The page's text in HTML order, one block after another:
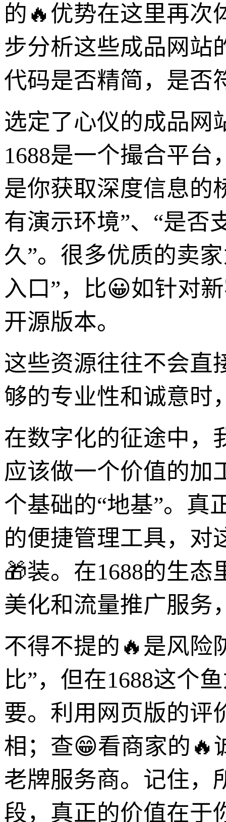
的🔥优势在这里再
步分析这些成品网站
代码是否精简，是否
选定了心仪的成品网
1688是一个撮合平
是你获取深度信息的
有演示环境”、“是否
久”。很多优质的卖
入口”，比😀如针对
开源版本。
这些资源往往不会直
够的专业性和诚意时
在数字化的征途中，
应该做一个价值的加
个基础的“地基”。真
的便捷管理工具，对
🎁装。在1688的生
美化和流量推广服务
不得不提的🔥是风险
比”，但在1688这个
要。利用网页版的评
相；查😁看商家的🔥
老牌服务商。记住，
段，真正的价值在于